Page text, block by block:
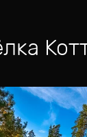
сообщение